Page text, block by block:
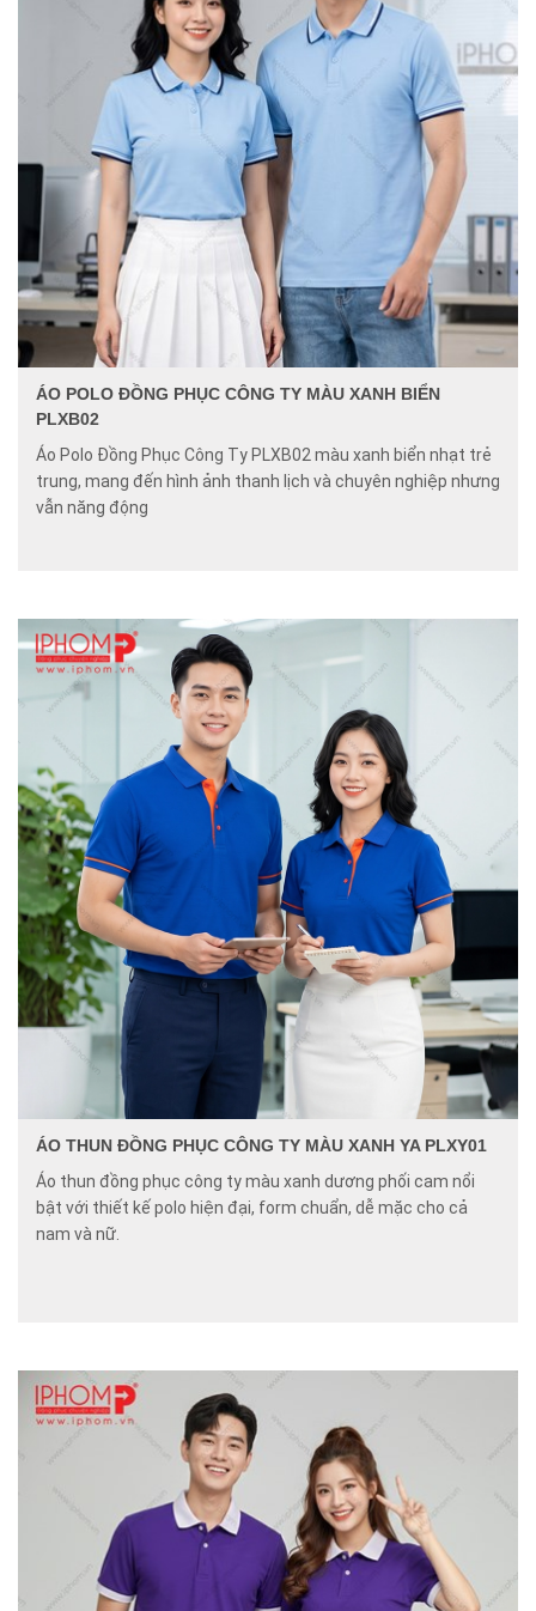
ÁO POLO ĐỒNG PHỤC CÔNG TY MÀU XANH BIỂN
PLXB02
Áo Polo Đồng Phục Công Ty PLXB02 màu xanh biển nhạt trẻ
trung, mang đến hình ảnh thanh lịch và chuyên nghiệp nhưng
vẫn năng động
ÁO THUN ĐỒNG PHỤC CÔNG TY MÀU XANH YA PLXY01
Áo thun đồng phục công ty màu xanh dương phối cam nổi
bật với thiết kế polo hiện đại, form chuẩn, dễ mặc cho cả
nam và nữ.